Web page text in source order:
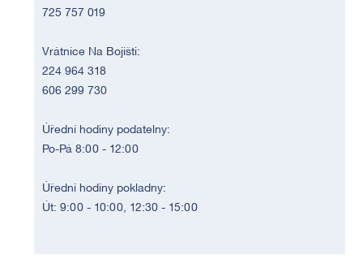
725 757 019
Vrátnice Na Bojišti:
224 964 318
606 299 730
Úřední hodiny podatelny:
Po-Pá 8:00 - 12:00
Úřední hodiny pokladny:
Út: 9:00 - 10:00, 12:30 - 15:00